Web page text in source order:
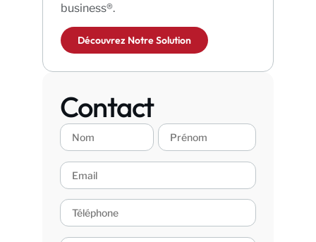
business®.
Découvrez Notre Solution
Contact